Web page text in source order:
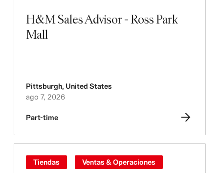
H&M Sales Advisor - Ross Park
Mall
Pittsburgh, United States
ago 7, 2026
Part-time
Tiendas Ventas & Operaciones